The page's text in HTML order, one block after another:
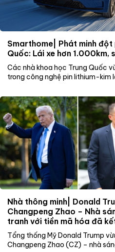
Smarthome| Phát minh đột
Quốc: Lái xe hơn 1.000km,
Các nhà khoa học Trung Quốc
trong công nghệ pin lithium-kim
Nhà thông minh| Donald
Changpeng Zhao – Nhà
tranh với tiền mã hóa đã
Tổng thống Mỹ Donald Trump
Changpeng Zhao (CZ) – nhà